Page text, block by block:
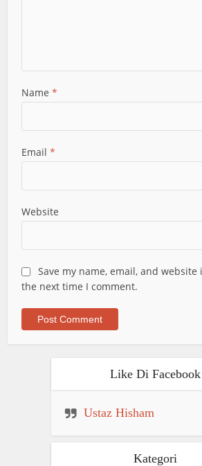
Name*
Email*
Website
Save my name, email, and
the next time I comment.
Like Di Facebook
Ustaz Hisham
Kategori